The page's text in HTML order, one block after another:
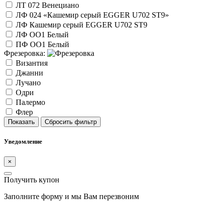
ЛТ 072 Венециано
ЛФ 024 «Кашемир серый EGGER U702 ST9»
ЛФ Кашемир серый EGGER U702 ST9
ЛФ ОО1 Белый
ПФ ОО1 Белый
Фрезеровка:
Византия
Джанни
Лучано
Одри
Палермо
Флер
Показать Сбросить фильтр
Уведомление
×
Получить купон
Заполните форму и мы Вам перезвоним